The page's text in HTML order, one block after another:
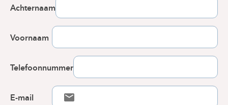
Achternaam
Voornaam
Telefoonnummer
E-mail